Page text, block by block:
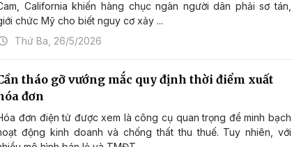
California khiến hàng chục ngàn người dân phải sơ tán,
chức Mỹ cho biết nguy cơ xảy ...
Thứ Ba, 26/5/2026
tháo gỡ vướng mắc quy định thời điểm xuất
đơn
đơn điện tử được xem là công cụ quan trọng để minh bạch
động kinh doanh và chống thất thu thuế. Tuy nhiên, với